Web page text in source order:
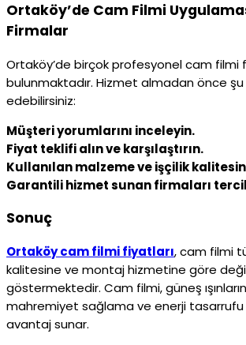
Ortaköy’de Cam Filmi
Firmalar
Ortaköy’de birçok profesyonel cam filmi
bulunmaktadır. Hizmet almadan önce şu
edebilirsiniz:
Müşteri yorumlarını inceleyin.
Fiyat teklifi alın ve karşılaştırın.
Kullanılan malzeme ve işçilik
Garantili hizmet sunan firmaları
Sonuç
Ortaköy cam filmi fiyatları, cam filmi
kalitesine ve montaj hizmetine göre
göstermektedir. Cam filmi, güneş
mahremiyet sağlama ve enerji tasarrufu
avantaj sunar.